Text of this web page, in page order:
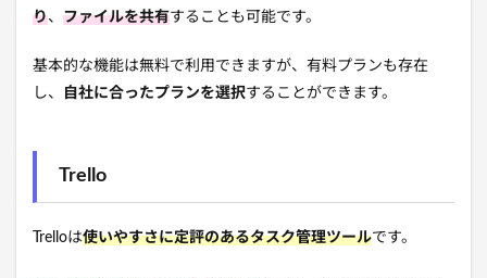
り、 ファイルを共有することも可能です。
基本的な機能は無料で利用できますが、有料プランも存在
し、
自社に合ったプランを選択することができます。
Trello
Trelloは使いやすさに定評のあるタスク管理ツールです。